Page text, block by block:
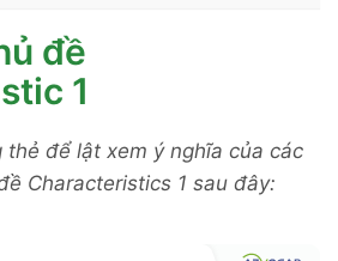
đề
1
thẻ để lật xem ý nghĩa của các
Characteristics 1 sau đây: